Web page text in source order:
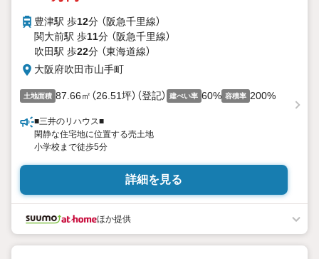
豊津駅 歩12分 （阪急千里線）
関大前駅 歩11分 （阪急千里線）
吹田駅 歩22分 （東海道線）
大阪府吹田市山手町
土地面積 87.66㎡（26.51坪）（登記） 建ぺい率 60% 容積率 200%
■三井のリハウス■
閑静な住宅地に位置する売土地
小学校まで徒歩5分
詳細を見る
ほか提供